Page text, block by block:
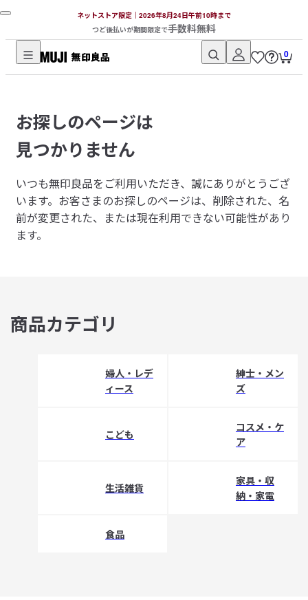
ネットストア限定｜2026年8月24日午前10時まで
つど後払いが期間限定で手数料無料
無
品
ネ
ッ
ト
ス
ト
ア
0
お探しのページは
見つかりません
いつも無印良品をご利用いただき、誠にありがとうござ
います。 お客さまのお探しのページは、削除された、名
前が変更された、または現在利用できない可能性があり
ます。
商品カテゴリ
婦人・レデ
ィース
紳士・メン
ズ
こども
コスメ・ケ
ア
生活雑貨
家具・収
納・家電
食品